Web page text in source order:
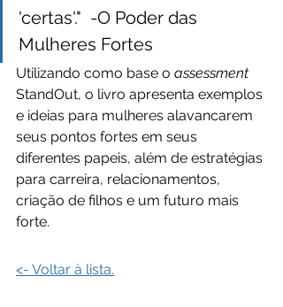
'certas'."  -O Poder das
Mulheres Fortes
Utilizando como base o assessment
StandOut, o livro apresenta exemplos
e ideias para mulheres alavancarem
seus pontos fortes em seus
diferentes papeis, além de estratégias
para carreira, relacionamentos,
criação de filhos e um futuro mais
forte.
<- Voltar à lista.